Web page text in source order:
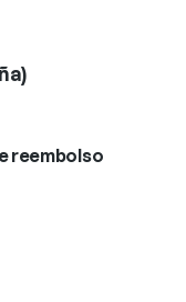
reembolso